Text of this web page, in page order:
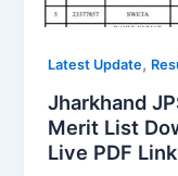
Latest Update,
Jharkhand
Merit List
Live PDF